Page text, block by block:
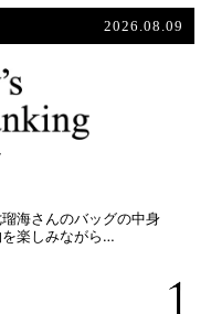
2026.08.09
海さんのバッグの中身
楽しみながら…